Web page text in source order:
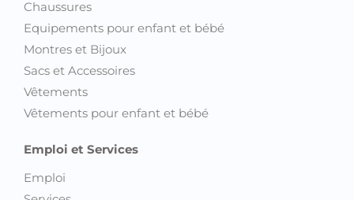
Chaussures
Equipements pour enfant et bébé
Montres et Bijoux
Sacs et Accessoires
Vêtements
Vêtements pour enfant et bébé
Emploi et Services
Emploi